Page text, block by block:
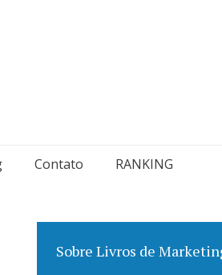
Contato RANKING
Sobre Livros de